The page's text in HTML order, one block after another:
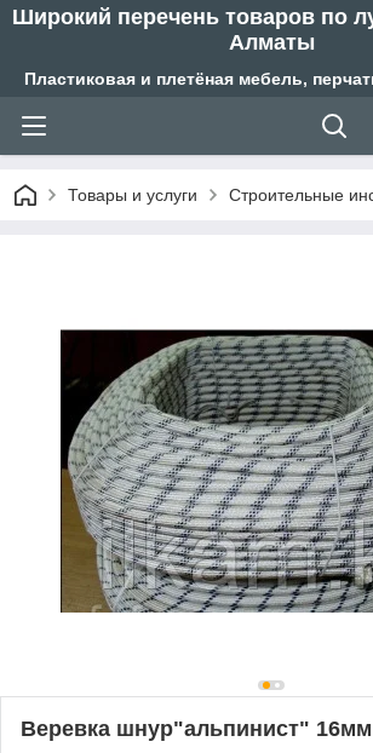
Широкий перечень товаров по
Алматы
Пластиковая и плетёная мебель,
Товары и услуги Строительные
Веревка шнур"альпинист" 16мм